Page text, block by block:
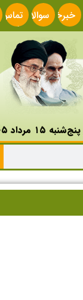
خبرخوانسوالات
متداول
تماس
با ما
۱۵ مرداد ۱۴۰۵